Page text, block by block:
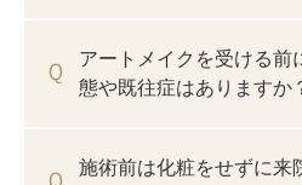
アートメイクを受ける前
態や既往症はありますか
施術前は化粧をせずに来